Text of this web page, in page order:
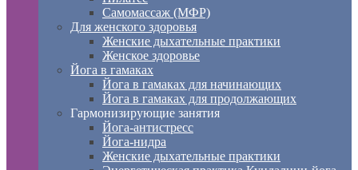
Самомассаж (МФР)
Для женского здоровья
Женские дыхательные практики
Женское здоровье
Йога в гамаках
Йога в гамаках для начинающих
Йога в гамаках для продолжающих
Гармонизирующие занятия
Йога-антистресс
Йога-нидра
Женские дыхательные практики